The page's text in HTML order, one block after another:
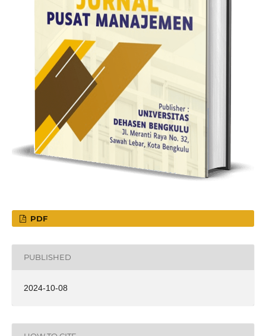
PDF
PUBLISHED
2024-10-08